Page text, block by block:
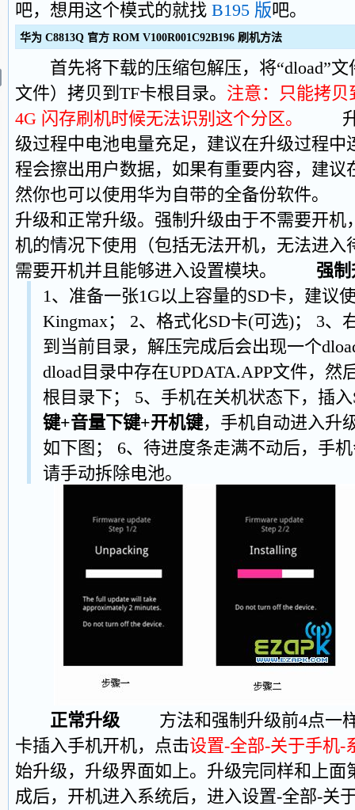
吧，想用这个模式的就找 B195 版吧。
华为 C8813Q 官方 ROM V100R001C92B196 刷机方法
首先将下载的压缩包解压，将“dload”文
文件）拷贝到TF卡根目录。 注意：只能拷贝
4G 闪存刷机时候无法识别这个分区。
升
级过程中电池电量充足，建议在升级过程中
程会擦出用户数据，如果有重要内容，建议
然你也可以使用华为自带的全备份软件
升级和正常升级。强制升级由于不需要开机
机的情况下使用（包括无法开机，无法进入
需要开机并且能够进入设置模块。 强
1、准备一张1G以上容量的SD卡，建议
Kingmax； 2、格式化SD卡(可选)； 3、
到当前目录，解压完成后会出现一个
dload目录中存在UPDATA.APP文件，然
根目录下； 5、手机在关机状态下，插
键+音量下键+开机键，手机自动进入升
如下图； 6、待进度条走满不动后，手
请手动拆除电池。
正常升级 方法和强制升级前4点一样
卡插入手机开机，点击设置-全部-关于手机-
始升级，升级界面如上。升级完同样和
成后，开机进入系统后，进入设置-全部-关